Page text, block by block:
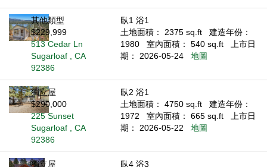
其他類型
$229,999
513 Cedar Ln
Sugarloaf , CA
92386
臥1 浴1
土地面積： 2375 sq.ft
建造年份：
1980
室內面積： 540 sq.ft
上市日
期： 2026-05-24
地圖
獨立屋
$290,000
225 Sunset
Sugarloaf , CA
92386
臥2 浴1
土地面積： 4750 sq.ft
建造年份：
1972
室內面積： 665 sq.ft
上市日
期： 2026-05-22
地圖
獨立屋
臥4 浴3